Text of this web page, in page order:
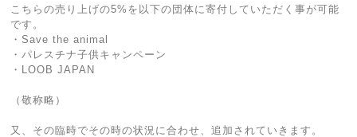
こちらの売り上げの5%を以下の団体に寄付していただく事が可能
です。
・Save the animal
・パレスチナ子供キャンペーン
・LOOB JAPAN
（敬称略）
又、その臨時でその時の状況に合わせ、追加されていきます。